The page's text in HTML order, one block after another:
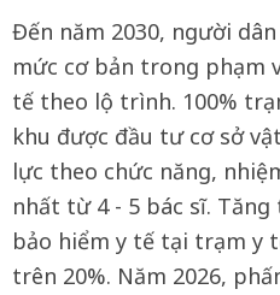
Đến năm 2030, người
mức cơ bản trong phạm
tế theo lộ trình. 100%
khu được đầu tư cơ sở
lực theo chức năng,
nhất từ 4 - 5 bác sĩ.
bảo hiểm y tế tại trạm y
trên 20%. Năm 2026,